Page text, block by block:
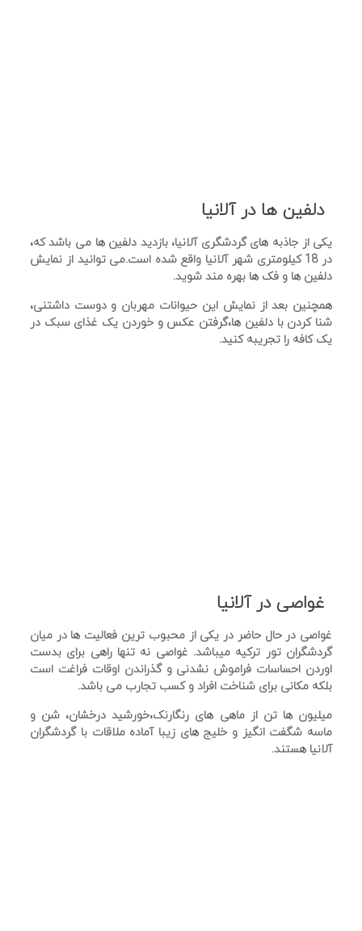
دلفین ها در آلانیا
یکی از جاذبه های گردشگری آلانیا، بازدید دلفین ها می باشد که،
در 18 کیلومتری شهر آلانیا واقع شده است.می توانید از نمایش
دلفین ها و فک ها بهره مند شوید.
همچنین بعد از نمایش این حیوانات مهربان و دوست داشتنی،
شنا کردن با دلفین ها،گرفتن عکس و خوردن یک غذای سبک در
یک کافه را تجریبه کنید.
غواصی در آلانیا
غواصی در حال حاضر در یکی از محبوب ترین فعالیت ها در میان
گردشگران تور ترکیه میباشد. غواصی نه تنها راهی برای بدست
اوردن احساسات فراموش نشدنی و گذراندن اوقات فراغت است
بلکه مکانی برای شناخت افراد و کسب تجارب می باشد.
میلیون ها تن از ماهی های رنگارنک،خورشید درخشان، شن و
ماسه شگفت انگیز و خلیج های زیبا آماده ملاقات با گردشگران
آلانیا هستند.